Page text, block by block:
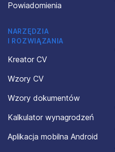
Powiadomienia
NARZĘDZIA
I ROZWIĄZANIA
Kreator CV
Wzory CV
Wzory dokumentów
Kalkulator wynagrodzeń
Aplikacja mobilna Android